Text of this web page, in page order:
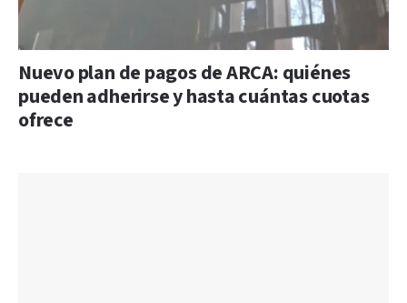
Nuevo plan de pagos de ARCA: quiénes
pueden adherirse y hasta cuántas cuotas
ofrece